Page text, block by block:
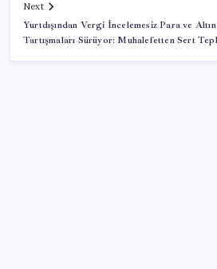
Next
Yurtdışından Vergi İncelemesiz Para ve
Tartışmaları Sürüyor: Muhalefetten Sert